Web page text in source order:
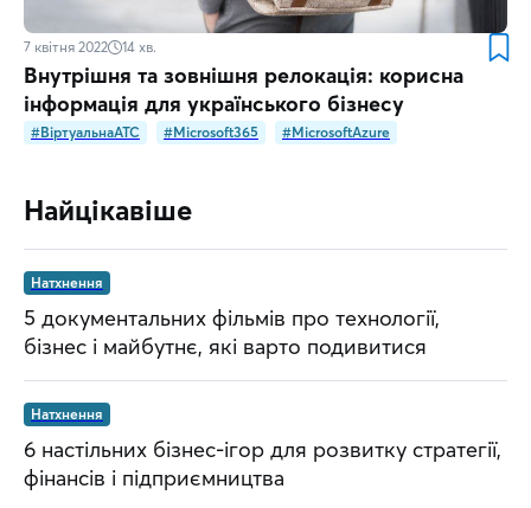
7 квітня 2022 14 хв.
Внутрішня та зовнішня релокація: корисна
інформація для українського бізнесу
#ВіртуальнаATC #Microsoft365 #MicrosoftAzure
Найцікавіше
Натхнення
5 документальних фільмів про технології,
бізнес і майбутнє, які варто подивитися
Натхнення
6 настільних бізнес-ігор для розвитку стратегії,
фінансів і підприємництва